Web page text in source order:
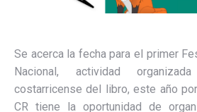
Se acerca la fecha para el primer
Nacional, actividad
costarricense del libro, este año
CR tiene la oportunidad de